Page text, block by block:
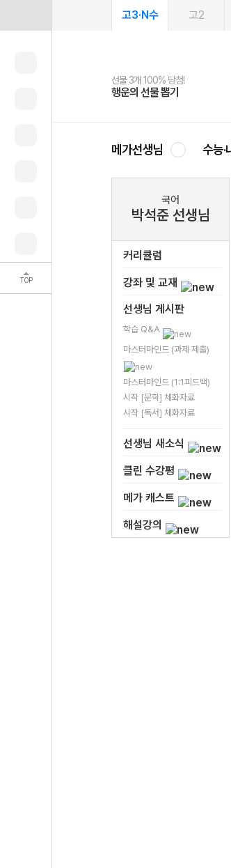
TOP
고3·N수 고2
선물 3개 100% 당첨!
행운의 선물 뽑기
선물 100% 증정!
메가스터디 X 올리브
여름방학 스터디 캐시백
메가런 썸머스쿨
2027 러셀 단과
강사 공개선발
스마트러닝앱
설문 EVENT
메가패스
3일 무료 체험권
메가패스 수강생 무료혜택!
메가클럽 멤버십
사회공헌 캠페인
희망이룸 메가나눔
메가선생님 수능·
국어
박석준 선생님
커리큘럼
강좌 및 교재
선생님 게시판
학습 Q&A
마스터마인드 (과제 제출)
마스터마인드 (1:1피드백)
시작 [문학] 체화자료
시작 [독서] 체화자료
선생님 새소식
클린 수강평
메가 캐스트
해설강의